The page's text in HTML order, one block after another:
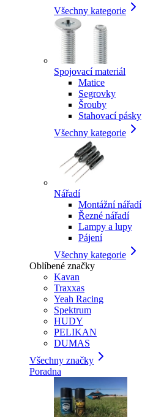
Všechny kategorie
Spojovací materiál
Matice
Segrovky
Šrouby
Stahovací pásky
Všechny kategorie
Nářadí
Montážní nářadí
Řezné nářadí
Lampy a lupy
Pájení
Všechny kategorie
Oblíbené značky
Kavan
Traxxas
Yeah Racing
Spektrum
HUDY
PELIKAN
DUMAS
Všechny značky
Poradna